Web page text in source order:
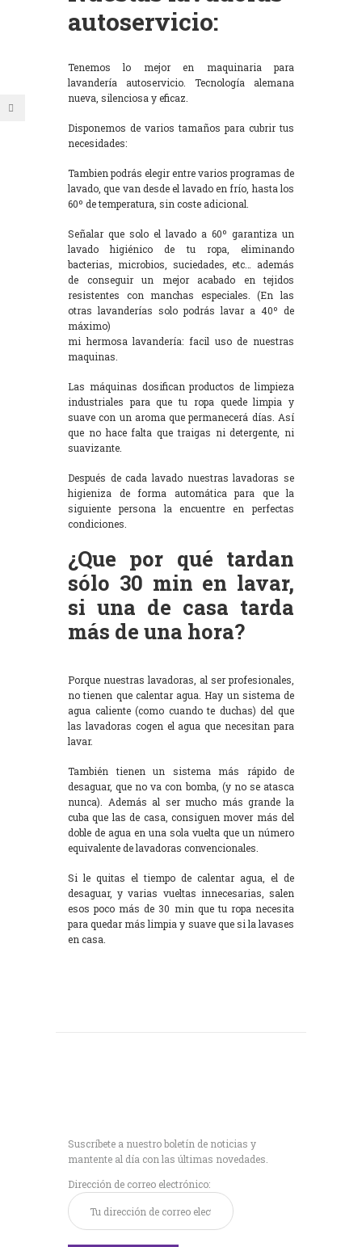
autoservicio:
Tenemos lo mejor en maquinaria para
lavandería autoservicio. Tecnología alemana
nueva, silenciosa y eficaz.
Disponemos de varios tamaños para cubrir tus
necesidades:
Tambien podrás elegir entre varios programas de
lavado, que van desde el lavado en frío, hasta los
60º de temperatura, sin coste adicional.
Señalar que solo el lavado a 60º garantiza un
lavado higiénico de tu ropa, eliminando
bacterias, microbios, suciedades, etc… además
de conseguir un mejor acabado en tejidos
resistentes con manchas especiales. (En las
otras lavanderías solo podrás lavar a 40º de
máximo)
mi hermosa lavandería: facil uso de nuestras
maquinas.
Las máquinas dosifican productos de limpieza
industriales para que tu ropa quede limpia y
suave con un aroma que permanecerá días. Así
que no hace falta que traigas ni detergente, ni
suavizante.
Después de cada lavado nuestras lavadoras se
higieniza de forma automática para que la
siguiente persona la encuentre en perfectas
condiciones.
¿Que por qué tardan
sólo 30 min en lavar,
si una de casa tarda
más de una hora?
Porque nuestras lavadoras, al ser profesionales,
no tienen que calentar agua. Hay un sistema de
agua caliente (como cuando te duchas) del que
las lavadoras cogen el agua que necesitan para
lavar.
También tienen un sistema más rápido de
desaguar, que no va con bomba, (y no se atasca
nunca). Además al ser mucho más grande la
cuba que las de casa, consiguen mover más del
doble de agua en una sola vuelta que un número
equivalente de lavadoras convencionales.
Si le quitas el tiempo de calentar agua, el de
desaguar, y varias vueltas innecesarias, salen
esos poco más de 30 min que tu ropa necesita
para quedar más limpia y suave que si la lavases
en casa.
Suscríbete a nuestro boletín de noticias y
mantente al día con las últimas novedades.
Dirección de correo electrónico: